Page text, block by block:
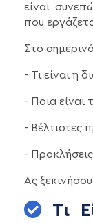
είναι
που
Στο
- Τι είναι η
- Ποια
- Βέλτιστες
-
Ας
Τι